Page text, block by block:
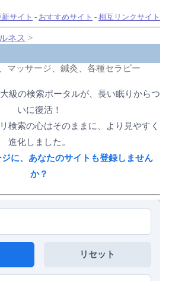
新サイト - おすすめサイト - 相互リンクサイト
ネス >
マッサージ、鍼灸、各種セラピー
級の検索ポータルが、長い眠りからつ
いに復活！
検索の心はそのままに、より見やすく
進化しました。
に、あなたのサイトも登録しません
か？